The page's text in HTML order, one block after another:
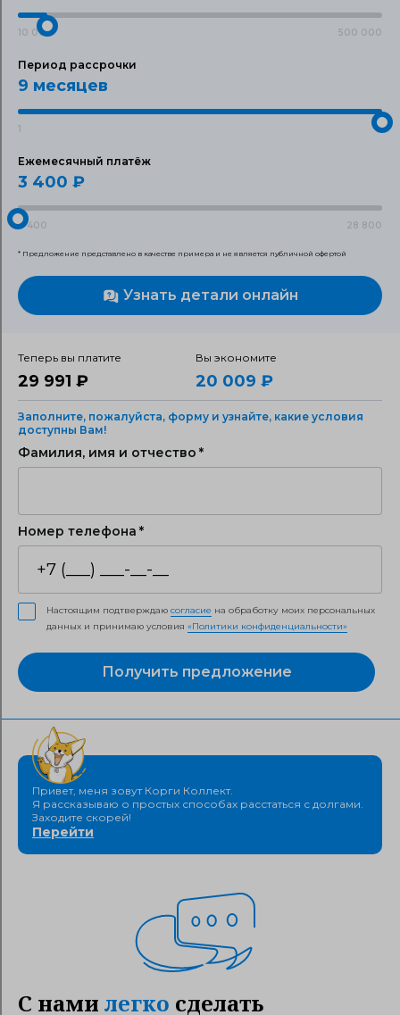
10 000 500 000
Период рассрочки
9 месяцев
1 9
Ежемесячный платёж
3 400 ₽
3 400 28 800
* Предложение представлено в качестве примера и не является публичной офертой
Узнать детали онлайн
Теперь вы платите
29 991 ₽
Вы экономите
20 009 ₽
Заполните, пожалуйста, форму и узнайте, какие условия
доступны Вам!
Фамилия, имя и отчество
Номер телефона
Настоящим подтверждаю согласие на обработку моих персональных
данных и принимаю условия «Политики конфиденциальности»
Получить предложение
Привет, меня зовут Корги Коллект.
Я рассказываю о простых способах расстаться с долгами.
Заходите скорей!
Перейти
С нами легко сделать